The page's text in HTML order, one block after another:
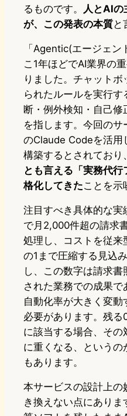
るものです。
人とAIの
が、この発表の本質と
「Agentic(エージェン
こ1年ほどでAI業界の
りました。チャットボ
られたルールを実行
断・例外検知・自己修
を指します。今回の
のClaude Codeを活用
構築するとされており、
とも言える「実務代
格化してきたことを示
注目すべき具体的な実
で月2,000件超の請求
処理し、コストを従来
の1まで圧縮する見込
し、この数字は請求
された業務での成果
自動化率が大きく変動
必要があります。残
に該当する場合、その
に重くなる、という
もあります。
本サービスの設計上の
き換えない点にあり